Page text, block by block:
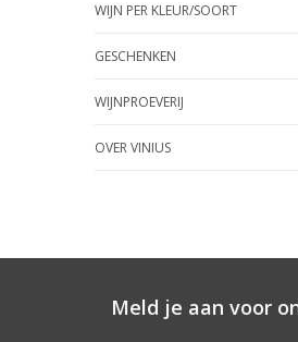
WIJN PER KLEUR/SOORT
GESCHENKEN
WIJNPROEVERIJ
OVER VINIUS
Meld je aan voor